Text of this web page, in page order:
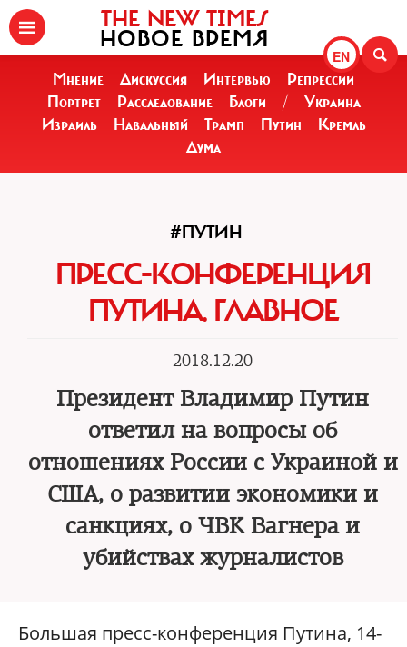
EN
THE NEW TIMES
НОВОЕ ВРЕМЯ
Мнение Дискуссия Интервью
Репрессии
Портрет
Расследование Блоги /
Украина
Израиль
Навальный Трамп Путин
Кремль
Дума
#ПУТИН
ПРЕСС-КОНФЕРЕНЦИЯ
ПУТИНА. ГЛАВНОЕ
2018.12.20
Президент Владимир Путин
ответил на вопросы об
отношениях России с Украиной и
США, о развитии экономики и
санкциях, о ЧВК Вагнера и
убийствах журналистов
Большая пресс-конференция Путина, 14-